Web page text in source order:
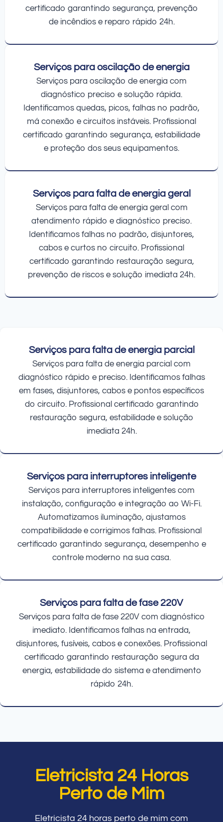
certificado garantindo segurança, prevenção
de incêndios e reparo rápido 24h.
Serviços para oscilação de energia
Serviços para oscilação de energia com
diagnóstico preciso e solução rápida.
Identificamos quedas, picos, falhas no padrão,
má conexão e circuitos instáveis. Profissional
certificado garantindo segurança, estabilidade
e proteção dos seus equipamentos.
Serviços para falta de energia geral
Serviços para falta de energia geral com
atendimento rápido e diagnóstico preciso.
Identificamos falhas no padrão, disjuntores,
cabos e curtos no circuito. Profissional
certificado garantindo restauração segura,
prevenção de riscos e solução imediata 24h.
Serviços para falta de energia parcial
Serviços para falta de energia parcial com
diagnóstico rápido e preciso. Identificamos falhas
em fases, disjuntores, cabos e pontos específicos
do circuito. Profissional certificado garantindo
restauração segura, estabilidade e solução
imediata 24h.
Serviços para interruptores inteligente
Serviços para interruptores inteligentes com
instalação, configuração e integração ao Wi-Fi.
Automatizamos iluminação, ajustamos
compatibilidade e corrigimos falhas. Profissional
certificado garantindo segurança, desempenho e
controle moderno na sua casa.
Serviços para falta de fase 220V
Serviços para falta de fase 220V com diagnóstico
imediato. Identificamos falhas na entrada,
disjuntores, fusíveis, cabos e conexões. Profissional
certificado garantindo restauração segura da
energia, estabilidade do sistema e atendimento
rápido 24h.
Eletricista 24 Horas
Perto de Mim
Eletricista 24 horas perto de mim com